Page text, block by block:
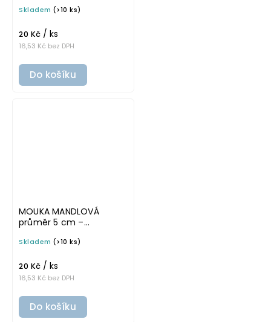
písmu, omyvatelná
potravinové dózy
Skladem (>10 ks)
16,53 Kč bez DPH
20 Kč / ks
Do košíku
MOUKA MANDLOVÁ
průměr 5 cm –
písmu, omyvatelná
potravinové dózy
Skladem (>10 ks)
16,53 Kč bez DPH
20 Kč / ks
Do košíku